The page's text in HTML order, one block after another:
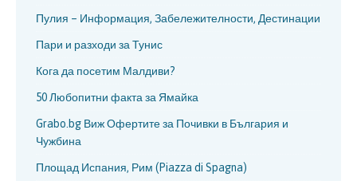
Пулия – Информация, Забележителности, Дестинации
Пари и разходи за Тунис
Кога да посетим Малдиви?
50 Любопитни факта за Ямайка
Grabo.bg Виж Офертите за Почивки в България и
Чужбина
Площад Испания, Рим (Piazza di Spagna)